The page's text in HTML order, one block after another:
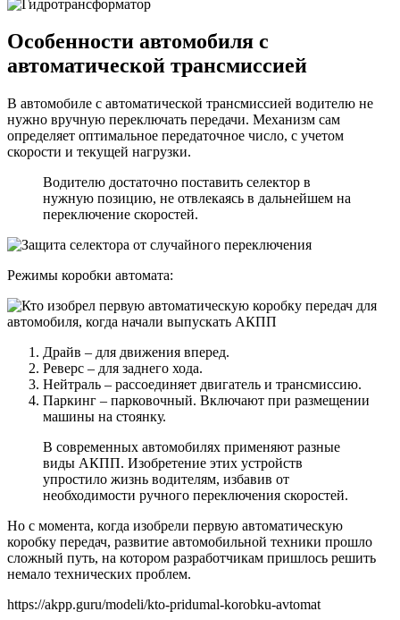
Особенности автомобиля с
автоматической трансмиссией
В автомобиле с автоматической трансмиссией водителю не
нужно вручную переключать передачи. Механизм сам
определяет оптимальное передаточное число, с учетом
скорости и текущей нагрузки.
Водителю достаточно поставить селектор в
нужную позицию, не отвлекаясь в дальнейшем на
переключение скоростей.
Режимы коробки автомата:
Драйв – для движения вперед.
Реверс – для заднего хода.
Нейтраль – рассоединяет двигатель и трансмиссию.
Паркинг – парковочный. Включают при размещении
машины на стоянку.
В современных автомобилях применяют разные
виды АКПП. Изобретение этих устройств
упростило жизнь водителям, избавив от
необходимости ручного переключения скоростей.
Но с момента, когда изобрели первую автоматическую
коробку передач, развитие автомобильной техники прошло
сложный путь, на котором разработчикам пришлось решить
немало технических проблем.
https://akpp.guru/modeli/kto-pridumal-korobku-avtomat